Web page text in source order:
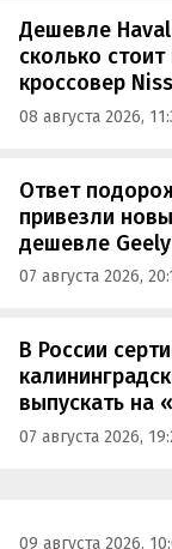
Дешевле
сколько
кроссовер
08 августа 2026,
Ответ
привезли
дешевле
07 августа 2026,
В России
выпускать на
07 августа 2026,
09 августа 2026,